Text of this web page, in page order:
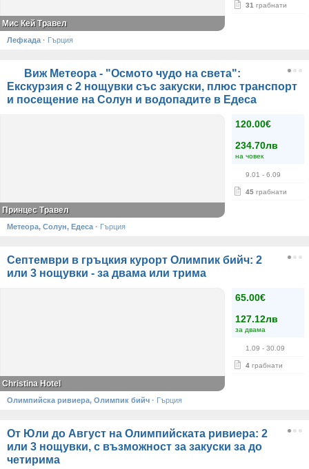
31 грабнати
Мис Кей Травел
Лефкада · Гърция
Виж Метеора - "Осмото чудо на света":
Екскурзия с 2 нощувки със закуски, плюс транспорт
и посещение на Солун и водопадите в Едеса
120.00€
234.70лв
на човек
9.01 - 6.09
45 грабнати
Принцес Травел
Метеора, Солун, Едеса · Гърция
Септември в гръцкия курорт Олимпик бийч: 2
или 3 нощувки - за двама или трима
65.00€
127.12лв
за двама
1.09 - 30.09
4 грабнати
Christina Hotel
Олимпийска ривиера, Олимпик бийч · Гърция
От Юли до Август на Олимпийската ривиера: 2
или 3 нощувки, с възможност за закуски за до
четирима